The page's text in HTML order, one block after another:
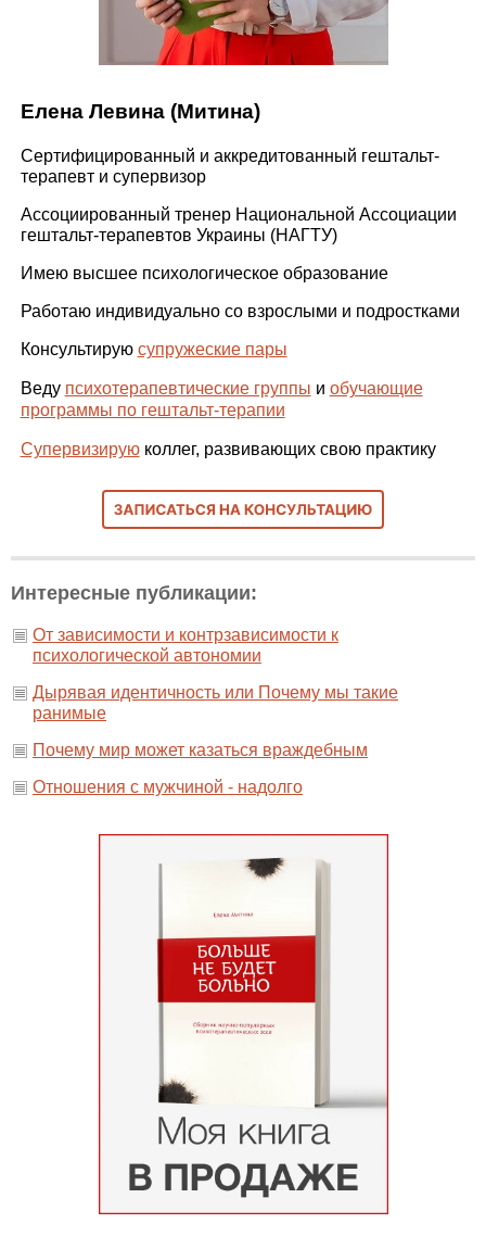
Елена Левина (Митина)
Сертифицированный и аккредитованный гештальт-
терапевт и супервизор
Ассоциированный тренер Национальной Ассоциации
гештальт-терапевтов Украины (НАГТУ)
Имею высшее психологическое образование
Работаю индивидуально со взрослыми и подростками
Консультирую супружеские пары
Веду психотерапевтические группы и обучающие
программы по гештальт-терапии
Супервизируюколлег, развивающих свою практику
Интересные публикации:
От зависимости и контрзависимости к
психологической автономии
Дырявая идентичность или Почему мы такие
ранимые
Почему мир может казаться враждебным
Отношения с мужчиной - надолго